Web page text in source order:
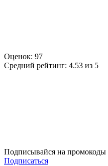
Оценок: 97
Средний рейтинг: 4.53 из 5
Подписывайся на промокоды
Подписаться